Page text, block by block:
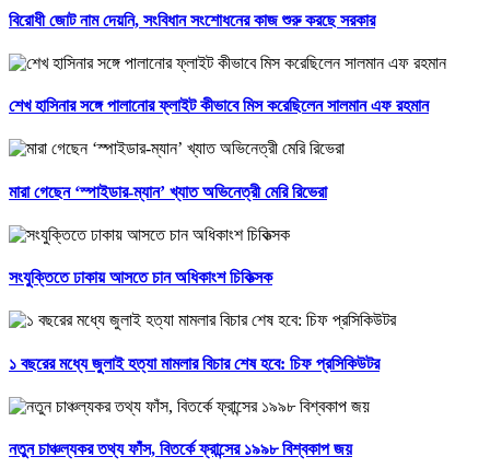
বিরোধী জোট নাম দেয়নি, সংবিধান সংশোধনের কাজ শুরু করছে সরকার
শেখ হাসিনার সঙ্গে পালানোর ফ্লাইট কীভাবে মিস করেছিলেন সালমান এফ রহমান
মারা গেছেন ‘স্পাইডার-ম্যান’ খ্যাত অভিনেত্রী মেরি রিভেরা
সংযুক্তিতে ঢাকায় আসতে চান অধিকাংশ চিকিত্সক
১ বছরের মধ্যে জুলাই হত্যা মামলার বিচার শেষ হবে: চিফ প্রসিকিউটর
নতুন চাঞ্চল্যকর তথ্য ফাঁস, বিতর্কে ফ্রান্সের ১৯৯৮ বিশ্বকাপ জয়